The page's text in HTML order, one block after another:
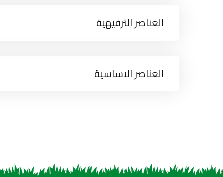
العناصر الترفيهية
العناصر الاساسية